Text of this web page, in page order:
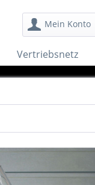
Mein Konto
Vertriebsnetz